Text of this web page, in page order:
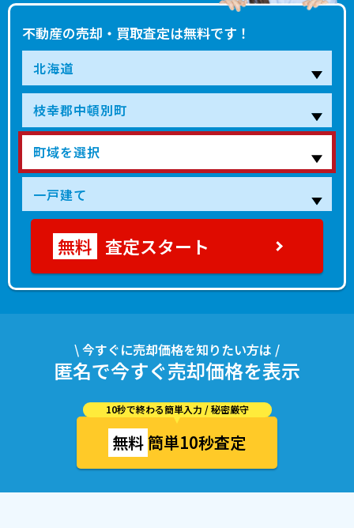
不動産の売却・買取査定は無料です！
査定スタート
\ 今すぐに売却価格を知りたい方は /
匿名で今すぐ売却価格を表示
10秒で終わる簡単入力 / 秘密厳守
無料簡単10秒査定